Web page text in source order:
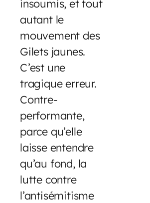
insoumis, et tout
autant le
mouvement des
Gilets jaunes.
C’est une
tragique erreur.
Contre-
performante,
parce qu’elle
laisse entendre
qu’au fond, la
lutte contre
l’antisémitisme